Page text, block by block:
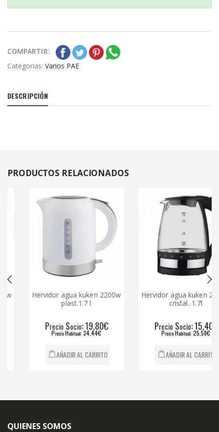
COMPARTIR:
Categorias: Varios PAE
DESCRIPCIÓN
PRODUCTOS RELACIONADOS
Hervidor agua kuken 2200w
plast.1.7 l
recioSocio: 19,80€
recioHabitual: 34,44€
AÑADIR AL CARRITO
Hervidor agua kuken
cristal. 1.7l
recioSocio: 15,40€
recioHabitual: 25,58€
AÑADIR AL CARRITO
QUIENES SOMOS